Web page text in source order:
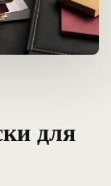
для